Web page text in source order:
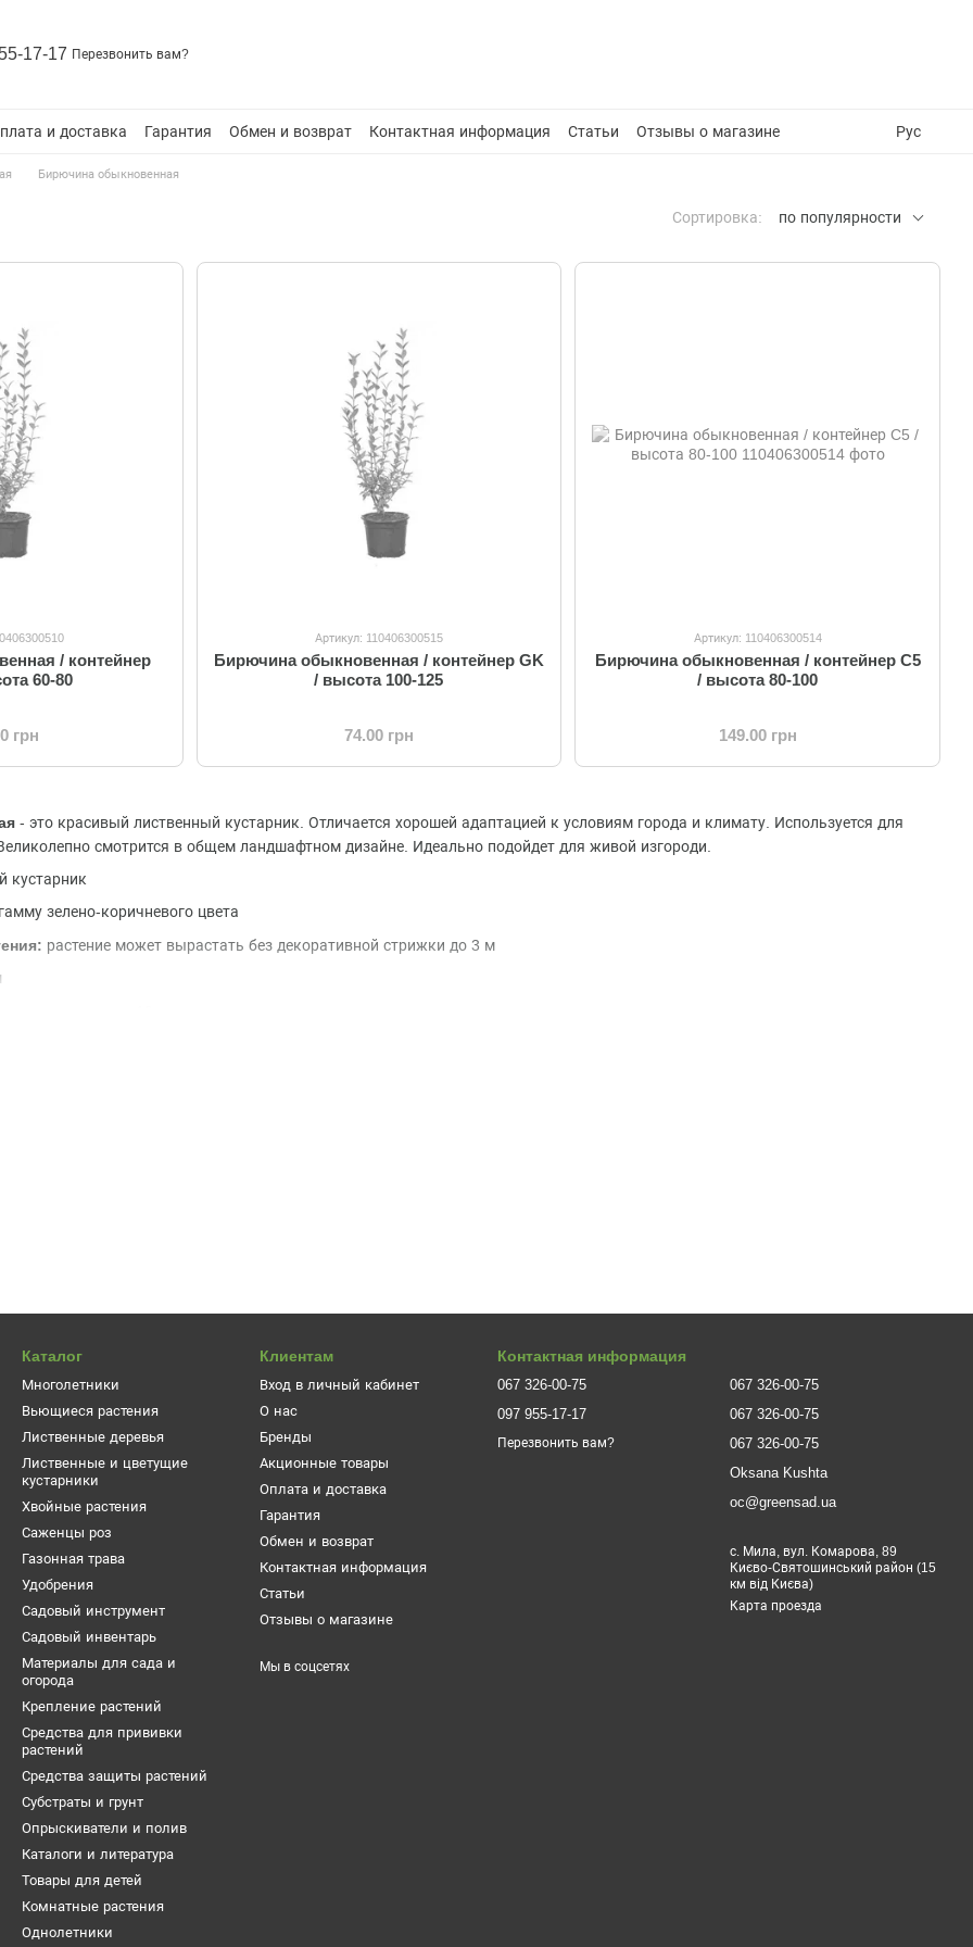
17-17 Перезвонить вам?
и доставка Гарантия Обмен и возврат Контактная информация Статьи Отзывы о магазине Рус
Бирючина обыкновенная
Сортировка: по популярности
- это красивый лиственный кустарник. Отличается хорошей адаптацией к условиям города и климату. Используется для
смотрится в общем ландшафтном дизайне. Идеально подойдет для живой изгороди.
кустарник
зелено-коричневого цвета
растение может вырастать без декоративной стрижки до 3 м
бирючина хорошо принимается весной после оттепелей, примерно начало апреля, или же ранней осенью.
/ контейнер
60-80
грн
Артикул: 110406300515
Бирючина обыкновенная / контейнер GK
/ высота 100-125
74.00 грн
Артикул: 110406300514
Бирючина обыкновенная / контейнер C5
/ высота 80-100
149.00 грн
Каталог
Многолетники
Вьющиеся растения
Лиственные деревья
Лиственные и цветущие
кустарники
Хвойные растения
Саженцы роз
Газонная трава
Удобрения
Садовый инструмент
Садовый инвентарь
Материалы для сада и
огорода
Крепление растений
Средства для прививки
растений
Средства защиты растений
Субстраты и грунт
Опрыскиватели и полив
Каталоги и литература
Товары для детей
Комнатные растения
Однолетники
Клиентам
Вход в личный кабинет
О нас
Бренды
Акционные товары
Оплата и доставка
Гарантия
Обмен и возврат
Контактная информация
Статьи
Отзывы о магазине
Мы в соцсетях
Контактная информация
067 326-00-75
097 955-17-17
Перезвонить вам?
067 326-00-75
067 326-00-75
067 326-00-75
Oksana Kushta
oc@greensad.ua
с. Мила, вул. Комарова, 89
Києво-Святошинський район (15
км від Києва)
Карта проезда